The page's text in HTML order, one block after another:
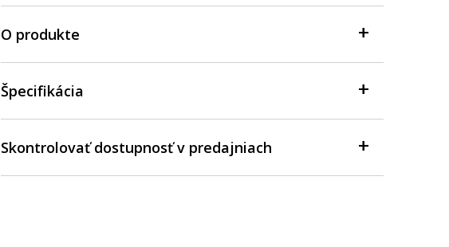
O produkte
Špecifikácia
Skontrolovať dostupnosť v predajniach